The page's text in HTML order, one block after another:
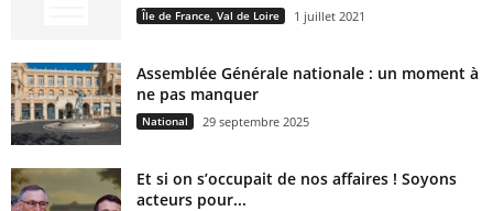
Île de France, Val de Loire 1 juillet 2021
Assemblée Générale nationale : un moment à
ne pas manquer
National 29 septembre 2025
Et si on s’occupait de nos affaires ! Soyons
acteurs pour...